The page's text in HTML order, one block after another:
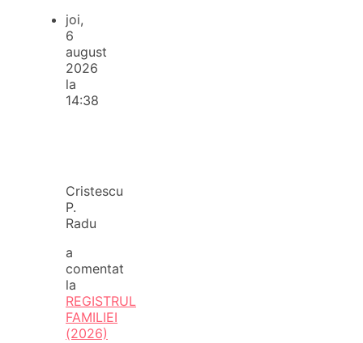
joi,
6
august
2026
la
14:38
Cristescu
P.
Radu
a
comentat
la
REGISTRUL
FAMILIEI
(2026)